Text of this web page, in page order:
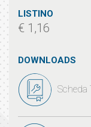
LISTINO
€ 1,16
DOWNLOADS
Scheda